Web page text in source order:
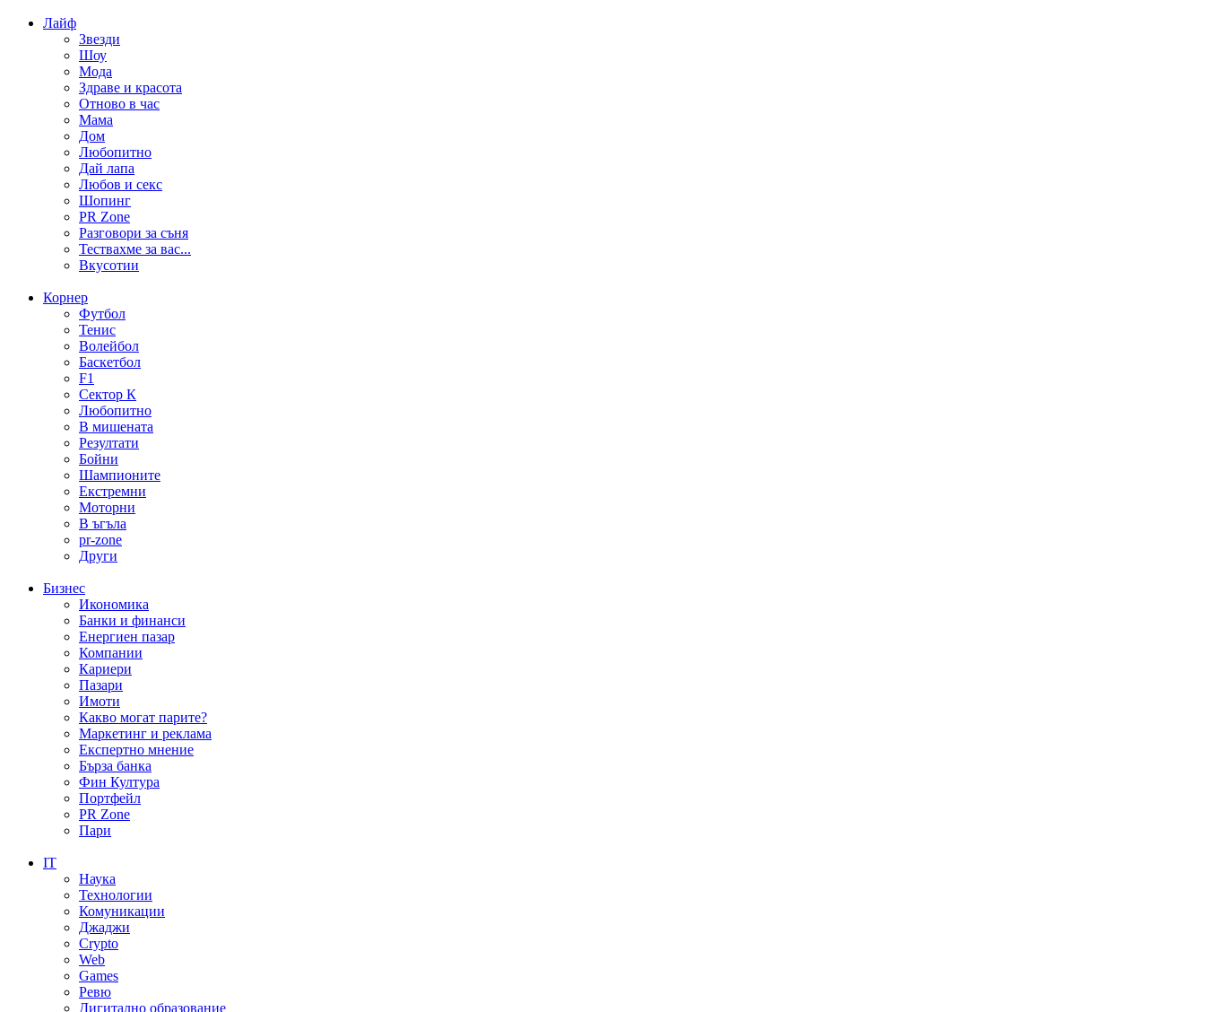
Лайф
Звезди
Шоу
Мода
Здраве и красота
Отново в час
Мама
Дом
Любопитно
Дай лапа
Любов и секс
Шопинг
PR Zone
Разговори за съня
Тествахме за вас...
Вкусотии
Корнер
Футбол
Тенис
Волейбол
Баскетбол
F1
Сектор К
Любопитно
В мишената
Резултати
Бойни
Шампионите
Екстремни
Моторни
В ъгъла
pr-zone
Други
Бизнес
Икономика
Банки и финанси
Енергиен пазар
Компании
Кариери
Пазари
Имоти
Какво могат парите?
Маркетинг и реклама
Експертно мнение
Бърза банка
Фин Култура
Портфейл
PR Zone
Пари
IT
Наука
Технологии
Комуникации
Джаджи
Crypto
Web
Games
Ревю
Дигитално образование